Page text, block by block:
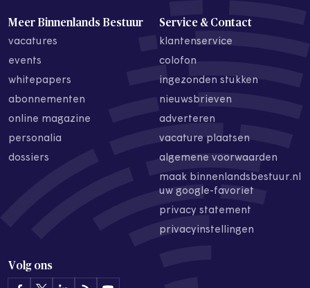
Meer Binnenlands Bestuur
vacatures
events
whitepapers
abonnementen
online magazine
personalia
dossiers
Service & Contact
klantenservice
colofon
ingezonden stukken
nieuwsbrieven
adverteren
vacature plaatsen
algemene voorwaarden
maak binnenlandsbestuur.nl
uw google-favoriet
privacy statement
privacyinstellingen
Volg ons